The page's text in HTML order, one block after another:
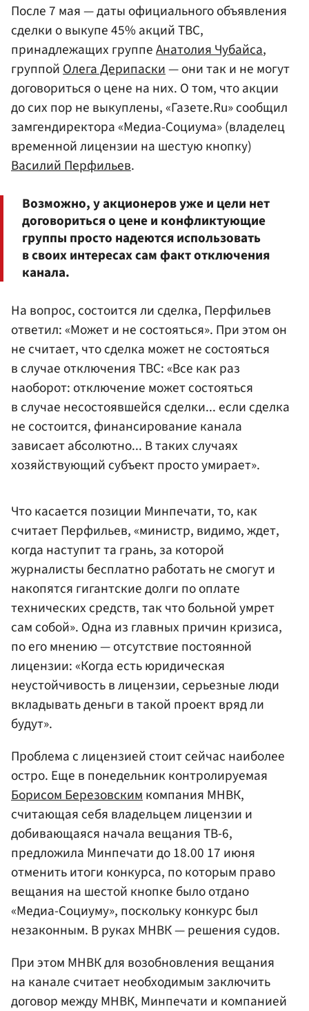
После 7 мая — даты официального объявления
сделки о выкупе 45% акций ТВС,
принадлежащих группеАнатолия Чубайса,
группойОлега Дерипаски— они так и не могут
договориться о цене на них. О том, что акции
до сих пор не выкуплены, «Газете.Ru» сообщил
замгендиректора «Медиа-Социума» (владелец
временной лицензии на шестую кнопку)
Василий Перфильев.
Возможно, у акционеров уже и цели нет
договориться о цене и конфликтующие
группы просто надеются использовать
в своих интересах сам факт отключения
канала.
На вопрос, состоится ли сделка, Перфильев
ответил: «Может и не состояться». При этом он
не считает, что сделка может не состояться
в случае отключения ТВС: «Все как раз
наоборот: отключение может состояться
в случае несостоявшейся сделки... если сделка
не состоится, финансирование канала
зависает абсолютно... В таких случаях
хозяйствующий субъект просто умирает».
Что касается позиции Минпечати, то, как
считает Перфильев, «министр, видимо, ждет,
когда наступит та грань, за которой
журналисты бесплатно работать не смогут и
накопятся гигантские долги по оплате
технических средств, так что больной умрет
сам собой». Одна из главных причин кризиса,
по его мнению — отсутствие постоянной
лицензии: «Когда есть юридическая
неустойчивость в лицензии, серьезные люди
вкладывать деньги в такой проект вряд ли
будут».
Проблема с лицензией стоит сейчас наиболее
остро. Еще в понедельник контролируемая
Борисом Березовскимкомпания МНВК,
считающая себя владельцем лицензии и
добивающаяся начала вещания ТВ-6,
предложила Минпечати до 18.00 17 июня
отменить итоги конкурса, по которым право
вещания на шестой кнопке было отдано
«Медиа-Социуму», поскольку конкурс был
незаконным. В руках МНВК — решения судов.
При этом МНВК для возобновления вещания
на канале считает необходимым заключить
договор между МНВК, Минпечати и компанией